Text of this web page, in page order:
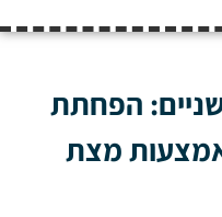
הפחתת
מצת